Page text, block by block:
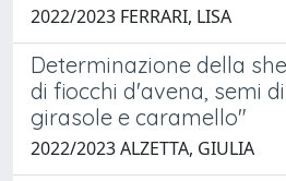
2022/2023 FERRARI, LISA
Determinazione della
di fiocchi d'avena, semi
girasole e caramello"
2022/2023 ALZETTA, GIULIA